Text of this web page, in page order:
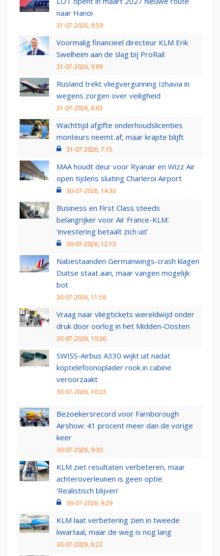
naar Hanoi
31-07-2026, 9:59
Voormalig financieel directeur KLM Erik
Swelheim aan de slag bij ProRail
31-07-2026, 9:09
Rusland trekt vliegvergunning Izhavia in
wegens zorgen over veiligheid
31-07-2026, 8:03
Wachttijd afgifte onderhoudslicenties
monteurs neemt af, maar krapte blijft
31-07-2026, 7:15
MAA houdt deur voor Ryanair en Wizz Air
open tijdens sluiting Charleroi Airport
30-07-2026, 14:30
Business en First Class steeds
belangrijker voor Air France-KLM:
‘investering betaalt zich uit’
30-07-2026, 12:10
Nabestaanden Germanwings-crash klagen
Duitse staat aan, maar vangen mogelijk
bot
30-07-2026, 11:58
Vraag naar vliegtickets wereldwijd onder
druk door oorlog in het Midden-Oosten
30-07-2026, 10:36
SWISS-Airbus A330 wijkt uit nadat
koptelefoonoplader rook in cabine
veroorzaakt
30-07-2026, 10:23
Bezoekersrecord voor Farnborough
Airshow: 41 procent meer dan de vorige
keer
30-07-2026, 9:30
KLM ziet resultaten verbeteren, maar
achteroverleunen is geen optie:
‘Realistisch blijven’
30-07-2026, 9:29
KLM laat verbetering zien in tweede
kwartaal, maar de weg is nog lang
30-07-2026, 8:22